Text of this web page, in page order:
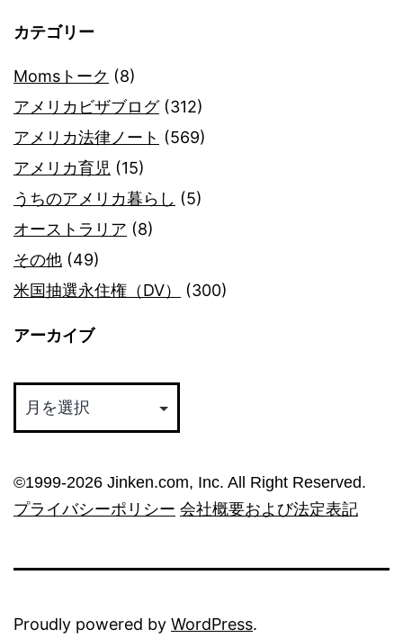
カテゴリー
Momsトーク (8)
アメリカビザブログ(312)
アメリカ法律ノート (569)
アメリカ育児 (15)
うちのアメリカ暮らし (5)
オーストラリア (8)
その他 (49)
米国抽選永住権（DV）
(300)
アーカイブ
カ
ブ
©︎1999-2026 Jinken.com, Inc. All Right Reserved.
プライバシーポリシー 会社概要および法定表記
Proudly powered by WordPress.